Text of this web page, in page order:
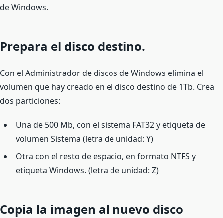
de Windows.
Prepara el disco destino.
Con el Administrador de discos de Windows elimina el
volumen que hay creado en el disco destino de 1Tb. Crea
dos particiones:
Una de 500 Mb, con el sistema FAT32 y etiqueta de
volumen Sistema (letra de unidad: Y)
Otra con el resto de espacio, en formato NTFS y
etiqueta Windows. (letra de unidad: Z)
Copia la imagen al nuevo disco